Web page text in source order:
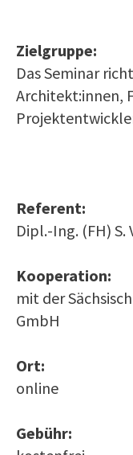
Zielgruppe:
Das Seminar
Architekt:innen,
Referent:
Dipl.-Ing. (FH) S.
Kooperation:
mit der
GmbH
Ort:
online
Gebühr: